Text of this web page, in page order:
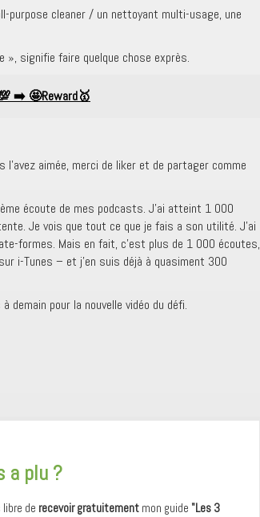
purpose cleaner / un nettoyant multi-usage, une
», signifie faire quelque chose exprès.
➡️ 🤩Reward🥇
l’avez aimée, merci de liker et de partager comme
écoute de mes podcasts. J’ai atteint 1 000
Je vois que tout ce que je fais a son utilité. J’ai
formes. Mais en fait, c’est plus de 1 000 écoutes,
i-Tunes – et j’en suis déjà à quasiment 300
demain pour la nouvelle vidéo du défi.
a plu ?
de recevoir gratuitement mon guide "Les 3